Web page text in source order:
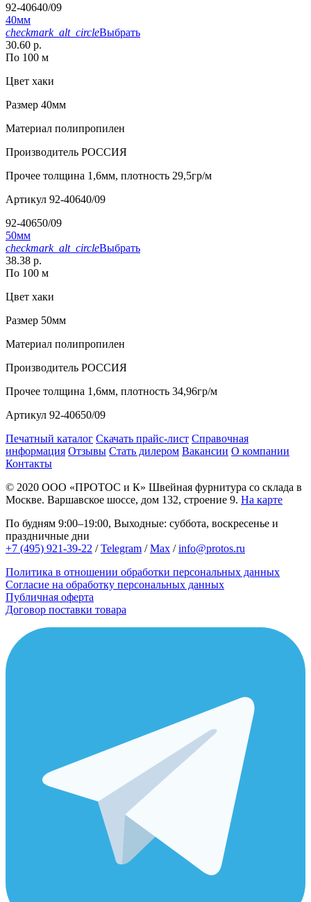
92-40640/09
40мм
checkmark_alt_circleВыбрать
30.60 р.
По 100 м
Цвет хаки
Размер 40мм
Материал полипропилен
Производитель РОССИЯ
Прочее толщина 1,6мм, плотность 29,5гр/м
Артикул 92-40640/09
92-40650/09
50мм
checkmark_alt_circleВыбрать
38.38 р.
По 100 м
Цвет хаки
Размер 50мм
Материал полипропилен
Производитель РОССИЯ
Прочее толщина 1,6мм, плотность 34,96гр/м
Артикул 92-40650/09
Печатный каталог Скачать прайс-лист Справочная
информация Отзывы Стать дилером Вакансии О компании
Контакты
© 2020 ООО «ПРОТОС и К» Швейная фурнитура со склада в
Москве. Варшавское шоссе, дом 132, строение 9. На карте
По будням 9:00–19:00, Выходные: суббота, воскресенье и
праздничные дни
+7 (495) 921-39-22 /Telegram /Max /info@protos.ru
Политика в отношении обработки персональных данных
Согласие на обработку персональных данных
Публичная оферта
Договор поставки товара